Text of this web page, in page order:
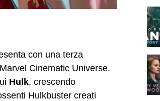
con una terza
Cinematic Universe.
Hulk, crescendo
Hulkbuster creati